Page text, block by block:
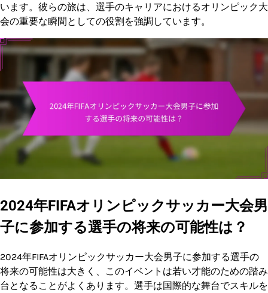
います。彼らの旅は、選手のキャリアにおけるオリンピック大
会の重要な瞬間としての役割を強調しています。
2024年FIFAオリンピックサッカー大会男
子に参加する選手の将来の可能性は？
2024年FIFAオリンピックサッカー大会男子に参加する選手の
将来の可能性は大きく、このイベントは若い才能のための踏み
台となることがよくあります。選手は国際的な舞台でスキルを